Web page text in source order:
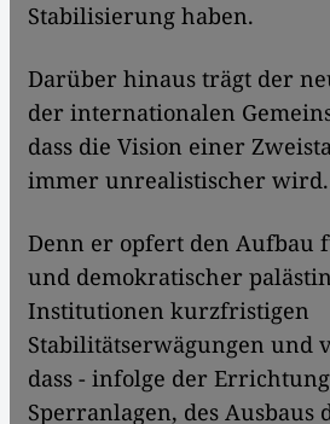
Stabilisierung haben.
Darüber hinaus trägt der
der internationalen
dass die Vision einer
immer unrealistischer wird.
Denn er opfert den Aufbau
und demokratischer
Institutionen kurzfristigen
Stabilitätserwägungen und
dass - infolge der
Sperranlagen, des Ausbaus